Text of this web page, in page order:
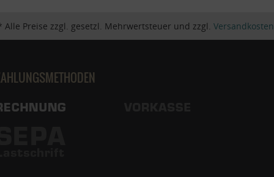
Alle Preise zzgl. gesetzl. Mehrwertsteuer und zzgl. Versandkosten